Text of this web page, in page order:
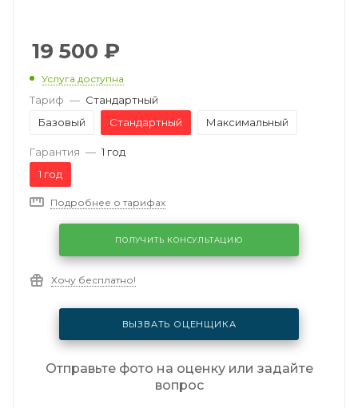
19 500 ₽
Услуга доступна
Тариф — Стандартный
Базовый
Стандартный Максимальный
Гарантия — 1 год
1 год
Подробнее о тарифах
ПОЛУЧИТЬ КОНСУЛЬТАЦИЮ
Хочу бесплатно!
ВЫЗВАТЬ ОЦЕНЩИКА
Отправьте фото на оценку или задайте
вопрос